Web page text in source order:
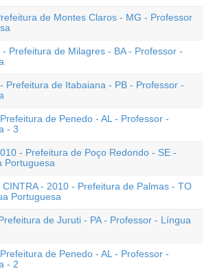
de Montes Claros - MG - Professor
- Prefeitura de Milagres - BA - Professor -
Prefeitura de Itabaiana - PB - Professor -
de Penedo - AL - Professor -
- 3
- Prefeitura de Poço Redondo - SE -
Portuguesa
CINTRA - 2010 - Prefeitura de Palmas - TO
Portuguesa
de Juruti - PA - Professor - Língua
de Penedo - AL - Professor -
- 2